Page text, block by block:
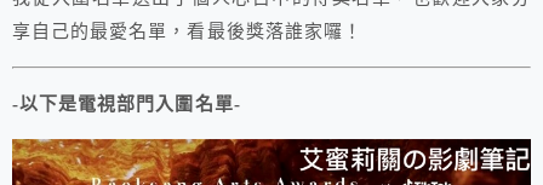
享自己的最愛名單，看最後獎落誰家囉！
-以下是電視部門入圍名單-